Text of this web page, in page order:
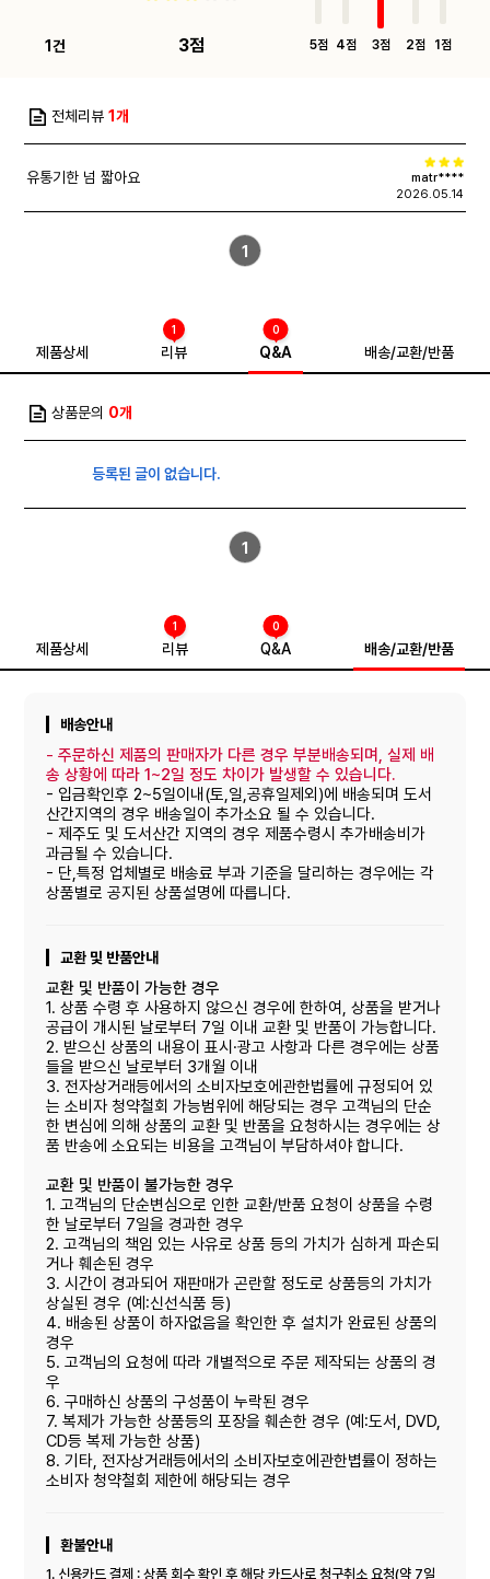
1건 3점 5점 4점 3점 2점 1점
전체리뷰1개
유통기한 넘 짧아요
matr****
2026.05.14
1
제품상세 리뷰
1
Q&A
0
배송/교환/반품
상품문의 0개
등록된 글이 없습니다.
1
제품상세 리뷰
1
Q&A
0
배송/교환/반품
배송안내
-주문하신 제품의 판매자가 다른 경우 부분배송되며, 실제 배
송 상황에 따라 1~2일 정도 차이가 발생할 수 있습니다.
- 입금확인후 2~5일이내(토,일,공휴일제외)에 배송되며 도서
산간지역의 경우 배송일이 추가소요 될 수 있습니다.
- 제주도 및 도서산간 지역의 경우 제품수령시 추가배송비가
과금될 수 있습니다.
- 단,특정 업체별로 배송료 부과 기준을 달리하는 경우에는 각
상품별로 공지된 상품설명에 따릅니다.
교환 및 반품안내
교환 및 반품이 가능한 경우
1. 상품 수령 후 사용하지 않으신 경우에 한하여, 상품을 받거나
공급이 개시된 날로부터 7일 이내 교환 및 반품이 가능합니다.
2. 받으신 상품의 내용이 표시·광고 사항과 다른 경우에는 상품
들을 받으신 날로부터 3개월 이내
3. 전자상거래등에서의 소비자보호에관한법률에 규정되어 있
는 소비자 청약철회 가능범위에 해당되는 경우 고객님의 단순
한 변심에 의해 상품의 교환 및 반품을 요청하시는 경우에는 상
품 반송에 소요되는 비용을 고객님이 부담하셔야 합니다.
교환 및 반품이 불가능한 경우
1. 고객님의 단순변심으로 인한 교환/반품 요청이 상품을 수령
한 날로부터 7일을 경과한 경우
2. 고객님의 책임 있는 사유로 상품 등의 가치가 심하게 파손되
거나 훼손된 경우
3. 시간이 경과되어 재판매가 곤란할 정도로 상품등의 가치가
상실된 경우 (예:신선식품 등)
4. 배송된 상품이 하자없음을 확인한 후 설치가 완료된 상품의
경우
5. 고객님의 요청에 따라 개별적으로 주문 제작되는 상품의 경
우
6. 구매하신 상품의 구성품이 누락된 경우
7. 복제가 가능한 상품등의 포장을 훼손한 경우 (예:도서, DVD,
CD등 복제 가능한 상품)
8. 기타, 전자상거래등에서의 소비자보호에관한볍률이 정하는
소비자 청약철회 제한에 해당되는 경우
환불안내
1. 신용카드 결제 : 상품 회수 확인 후 해당 카드사로 청구취소 요청(약 7일